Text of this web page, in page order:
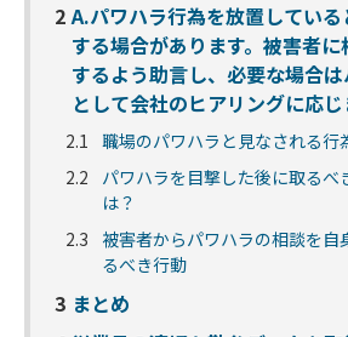
2 A.パワハラ行為を放置してい
する場合があります。被害者
するよう助言し、必要な場合
として会社のヒアリングに応じ
2.1 職場のパワハラと見なされる行
2.2
パワハラを目撃した後に取るべ
は？
2.3
被害者からパワハラの相談を自
るべき行動
3 まとめ